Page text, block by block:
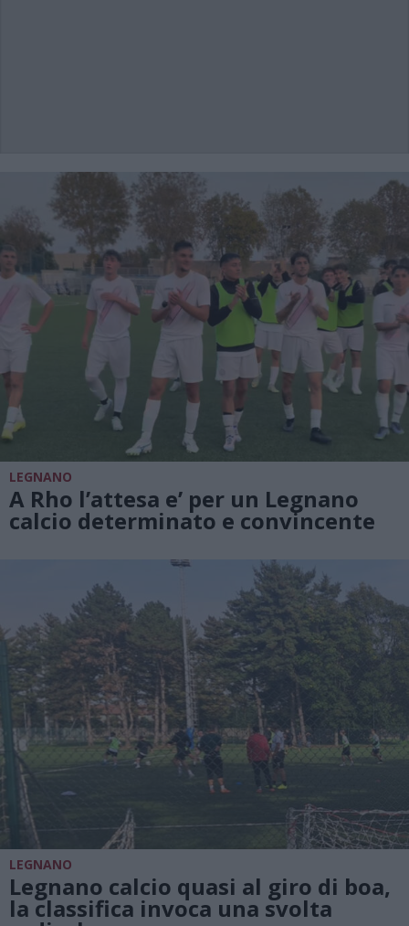
LEGNANO
A Rho l’attesa e’ per un Legnano
calcio determinato e convincente
LEGNANO
Legnano calcio quasi al giro di boa,
la classifica invoca una svolta